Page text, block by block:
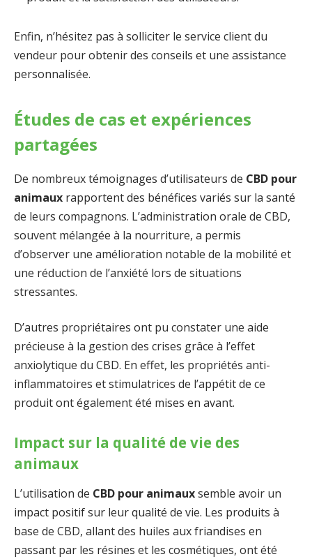
Enfin, n’hésitez pas à solliciter le service client du
vendeur pour obtenir des conseils et une assistance
personnalisée.
Études de cas et expériences
partagées
De nombreux témoignages d’utilisateurs de CBD pour
animaux rapportent des bénéfices variés sur la santé
de leurs compagnons. L’administration orale de CBD,
souvent mélangée à la nourriture, a permis
d’observer une amélioration notable de la mobilité et
une réduction de l’anxiété lors de situations
stressantes.
D’autres propriétaires ont pu constater une aide
précieuse à la gestion des crises grâce à l’effet
anxiolytique du CBD. En effet, les propriétés anti-
inflammatoires et stimulatrices de l’appétit de ce
produit ont également été mises en avant.
Impact sur la qualité de vie des
animaux
L’utilisation de CBD pour animauxsemble avoir un
impact positif sur leur qualité de vie. Les produits à
base de CBD, allant des huiles aux friandises en
passant par les résines et les cosmétiques, ont été